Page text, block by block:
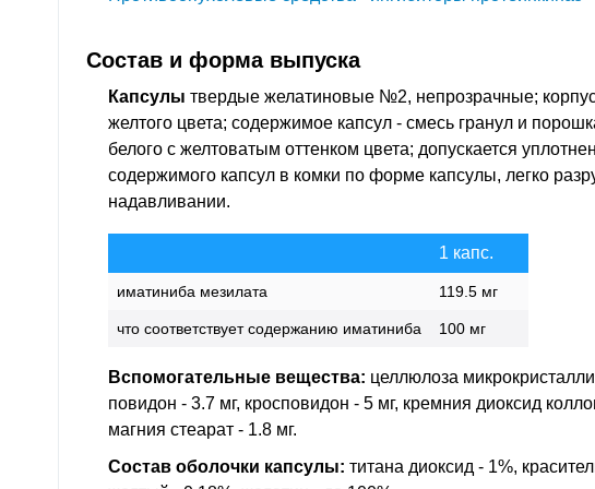
Состав и форма выпуска
Капсулы твердые желатиновые №2, непрозрачные;
желтого цвета; содержимое капсул - смесь гранул и
белого с желтоватым оттенком цвета; допускается
содержимого капсул в комки по форме капсулы, легко
надавливании.
1 капс.
иматиниба мезилата 119.5 мг
что соответствует содержанию иматиниба 100 мг
Вспомогательные вещества: целлюлоза
повидон - 3.7 мг, кросповидон - 5 мг, кремния диоксид
магния стеарат - 1.8 мг.
Состав оболочки капсулы: титана диоксид - 1%,